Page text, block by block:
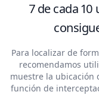
7 de cada
Para localizar de
recomendamos
muestre la ubicación
función de